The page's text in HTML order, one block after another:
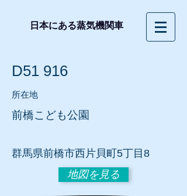
日本にある蒸気機関車
D51 916
所在地
前橋こども公園
​群馬県前橋市西片貝町5丁目8
地図を見る